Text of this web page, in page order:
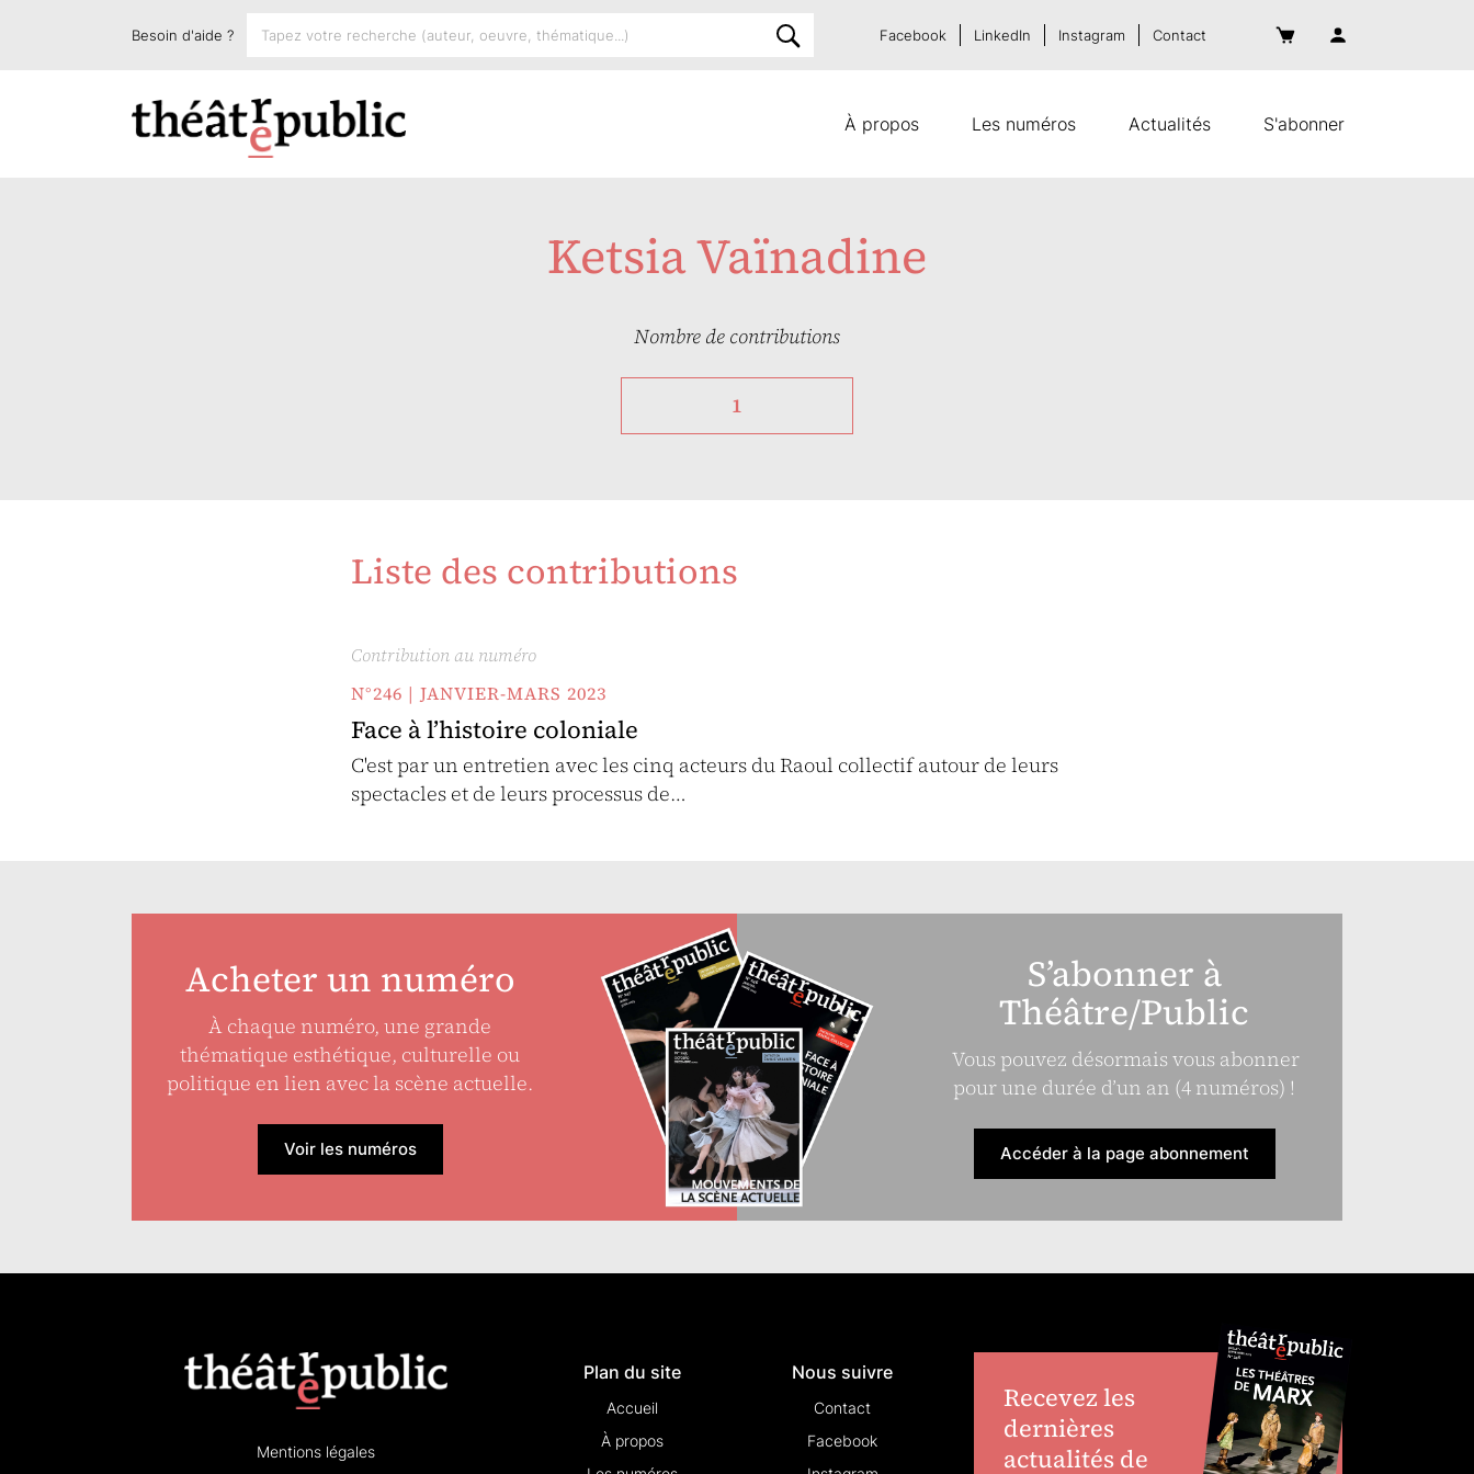
À propos Les numéros Actualités S'abonner
Besoin d'aide ? Facebook LinkedIn Instagram Contact
Ketsia Vaïnadine
Nombre de contributions
1
Liste des contributions
Contribution au numéro
N°246 | JANVIER-MARS 2023
Face à l’histoire coloniale
C'est par un entretien avec les cinq acteurs du Raoul collectif autour de leurs
spectacles et de leurs processus de…
Acheter un numéro
À chaque numéro, une grande
thématique esthétique, culturelle ou
politique en lien avec la scène actuelle.
Voir les numéros
S’abonner à
Théâtre/Public
Vous pouvez désormais vous abonner
pour une durée d’un an (4 numéros) !
Accéder à la page abonnement
Mentions légales
Plan du site
Accueil
À propos
Nous suivre
Contact
Facebook
Recevez les
dernières
actualités de